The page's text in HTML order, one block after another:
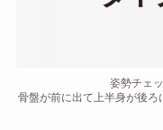
姿勢チェ
骨盤が前に出て上半身が後ろ